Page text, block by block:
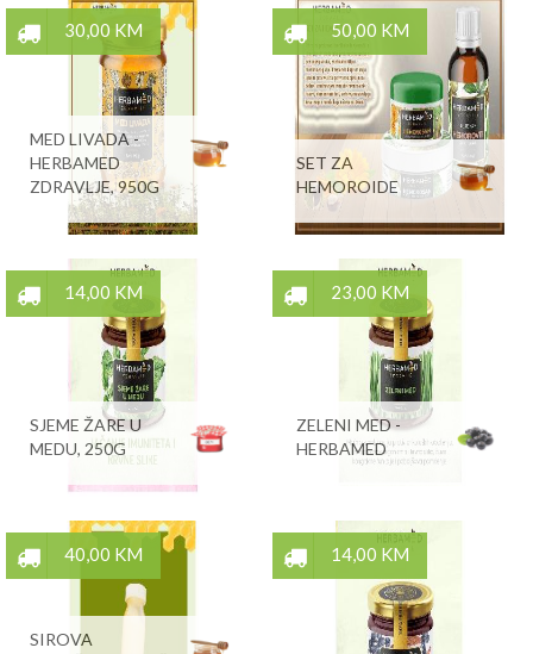
30,00 KM
MED LIVADA -
HERBAMED
ZDRAVLJE, 950G
50,00 KM
SET ZA
HEMOROIDE
14,00 KM
SJEME ŽARE U
MEDU, 250G
23,00 KM
ZELENI MED -
HERBAMED
40,00 KM
SIROVA
14,00 KM